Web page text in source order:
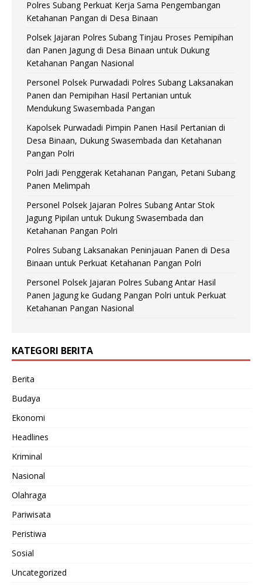
Polres Subang Perkuat Kerja Sama Pengembangan
Ketahanan Pangan di Desa Binaan
Polsek Jajaran Polres Subang Tinjau Proses Pemipihan
dan Panen Jagung di Desa Binaan untuk Dukung
Ketahanan Pangan Nasional
Personel Polsek Purwadadi Polres Subang Laksanakan
Panen dan Pemipihan Hasil Pertanian untuk
Mendukung Swasembada Pangan
Kapolsek Purwadadi Pimpin Panen Hasil Pertanian di
Desa Binaan, Dukung Swasembada dan Ketahanan
Pangan Polri
Polri Jadi Penggerak Ketahanan Pangan, Petani Subang
Panen Melimpah
Personel Polsek Jajaran Polres Subang Antar Stok
Jagung Pipilan untuk Dukung Swasembada dan
Ketahanan Pangan Polri
Polres Subang Laksanakan Peninjauan Panen di Desa
Binaan untuk Perkuat Ketahanan Pangan Polri
Personel Polsek Jajaran Polres Subang Antar Hasil
Panen Jagung ke Gudang Pangan Polri untuk Perkuat
Ketahanan Pangan Nasional
KATEGORI BERITA
Berita
Budaya
Ekonomi
Headlines
Kriminal
Nasional
Olahraga
Pariwisata
Peristiwa
Sosial
Uncategorized